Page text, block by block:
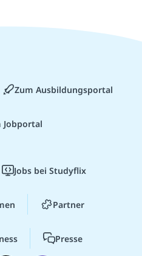
Zum Ausbildungsportal
Jobportal
Jobs bei Studyflix
Partner
Presse